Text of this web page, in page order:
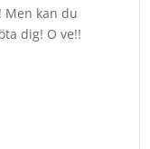
Men kan du
dig! O ve!!